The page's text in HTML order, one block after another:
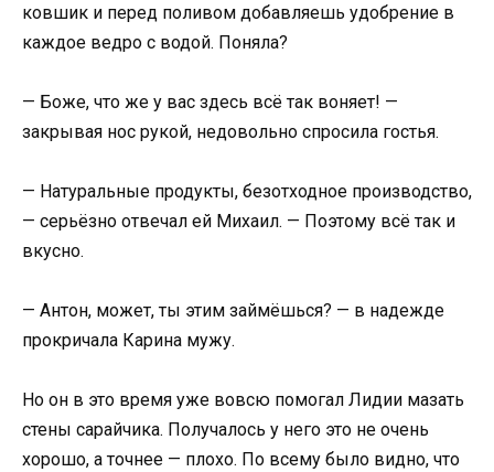
ковшик и перед поливом добавляешь удобрение в
каждое ведро с водой. Поняла?
— Боже, что же у вас здесь всё так воняет! —
закрывая нос рукой, недовольно спросила гостья.
— Натуральные продукты, безотходное производство,
— серьёзно отвечал ей Михаил. — Поэтому всё так и
вкусно.
— Антон, может, ты этим займёшься? — в надежде
прокричала Карина мужу.
Но он в это время уже вовсю помогал Лидии мазать
стены сарайчика. Получалось у него это не очень
хорошо, а точнее — плохо. По всему было видно, что